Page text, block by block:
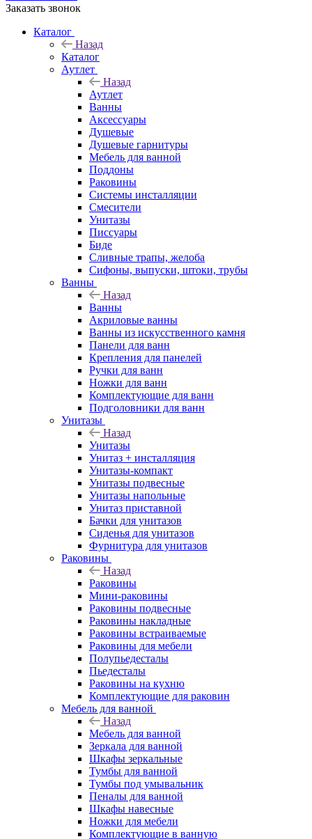
Заказать звонок
Каталог
Назад
Каталог
Аутлет
Назад
Аутлет
Ванны
Аксессуары
Душевые
Душевые гарнитуры
Мебель для ванной
Поддоны
Раковины
Системы инсталляции
Смесители
Унитазы
Писсуары
Биде
Сливные трапы, желоба
Сифоны, выпуски, штоки, трубы
Ванны
Назад
Ванны
Акриловые ванны
Ванны из искусственного камня
Панели для ванн
Крепления для панелей
Ручки для ванн
Ножки для ванн
Комплектующие для ванн
Подголовники для ванн
Унитазы
Назад
Унитазы
Унитаз + инсталляция
Унитазы-компакт
Унитазы подвесные
Унитазы напольные
Унитаз приставной
Бачки для унитазов
Сиденья для унитазов
Фурнитура для унитазов
Раковины
Назад
Раковины
Мини-раковины
Раковины подвесные
Раковины накладные
Раковины встраиваемые
Раковины для мебели
Полупьедесталы
Пьедесталы
Раковины на кухню
Комплектующие для раковин
Мебель для ванной
Назад
Мебель для ванной
Зеркала для ванной
Шкафы зеркальные
Тумбы для ванной
Тумбы под умывальник
Пеналы для ванной
Шкафы навесные
Ножки для мебели
Комплектующие в ванную